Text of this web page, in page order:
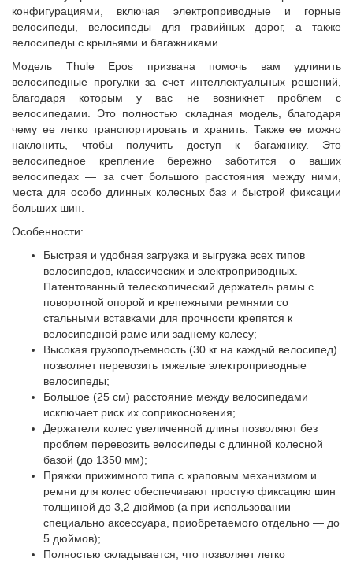
конфигурациями, включая электроприводные и горные
велосипеды, велосипеды для гравийных дорог, а также
велосипеды с крыльями и багажниками.
Модель Thule Epos призвана помочь вам удлинить
велосипедные прогулки за счет интеллектуальных решений,
благодаря которым у вас не возникнет проблем с
велосипедами. Это полностью складная модель, благодаря
чему ее легко транспортировать и хранить. Также ее можно
наклонить, чтобы получить доступ к багажнику. Это
велосипедное крепление бережно заботится о ваших
велосипедах — за счет большого расстояния между ними,
места для особо длинных колесных баз и быстрой фиксации
больших шин.
Особенности:
Быстрая и удобная загрузка и выгрузка всех типов
велосипедов, классических и электроприводных.
Патентованный телескопический держатель рамы с
поворотной опорой и крепежными ремнями со
стальными вставками для прочности крепятся к
велосипедной раме или заднему колесу;
Высокая грузоподъемность (30 кг на каждый велосипед)
позволяет перевозить тяжелые электроприводные
велосипеды;
Большое (25 см) расстояние между велосипедами
исключает риск их соприкосновения;
Держатели колес увеличенной длины позволяют без
проблем перевозить велосипеды с длинной колесной
базой (до 1350 мм);
Пряжки прижимного типа с храповым механизмом и
ремни для колес обеспечивают простую фиксацию шин
толщиной до 3,2 дюймов (а при использовании
специально аксессуара, приобретаемого отдельно — до
5 дюймов);
Полностью складывается, что позволяет легко